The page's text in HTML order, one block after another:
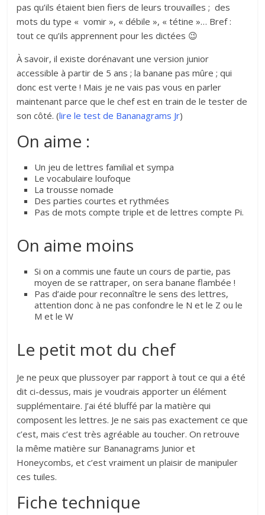
pas qu’ils étaient bien fiers de leurs trouvailles ; des
mots du type « vomir », « débile », « tétine »… Bref :
tout ce qu’ils apprennent pour les dictées 😉
À savoir, il existe dorénavant une version junior
accessible à partir de 5 ans ; la banane pas mûre ; qui
donc est verte ! Mais je ne vais pas vous en parler
maintenant parce que le chef est en train de le tester de
son côté. (lire le test de Bananagrams Jr)
On aime :
Un jeu de lettres familial et sympa
Le vocabulaire loufoque
La trousse nomade
Des parties courtes et rythmées
Pas de mots compte triple et de lettres compte Pi.
On aime moins
Si on a commis une faute un cours de partie, pas
moyen de se rattraper, on sera banane flambée !
Pas d’aide pour reconnaître le sens des lettres,
attention donc à ne pas confondre le N et le Z ou le
M et le W
Le petit mot du chef
Je ne peux que plussoyer par rapport à tout ce qui a été
dit ci-dessus, mais je voudrais apporter un élément
supplémentaire. J’ai été bluffé par la matière qui
composent les lettres. Je ne sais pas exactement ce que
c’est, mais c’est très agréable au toucher. On retrouve
la même matière sur Bananagrams Junior et
Honeycombs, et c’est vraiment un plaisir de manipuler
ces tuiles.
Fiche technique